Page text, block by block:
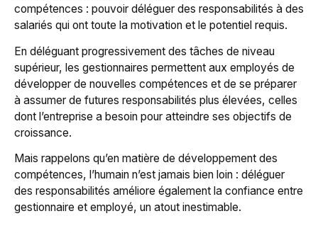
compétences : pouvoir déléguer des responsabilités à des
salariés qui ont toute la motivation et le potentiel requis.
En déléguant progressivement des tâches de niveau
supérieur, les gestionnaires permettent aux employés de
développer de nouvelles compétences et de se préparer
à assumer de futures responsabilités plus élevées, celles
dont l’entreprise a besoin pour atteindre ses objectifs de
croissance.
Mais rappelons qu’en matière de développement des
compétences, l’humain n’est jamais bien loin : déléguer
des responsabilités améliore également la confiance entre
gestionnaire et employé, un atout inestimable.